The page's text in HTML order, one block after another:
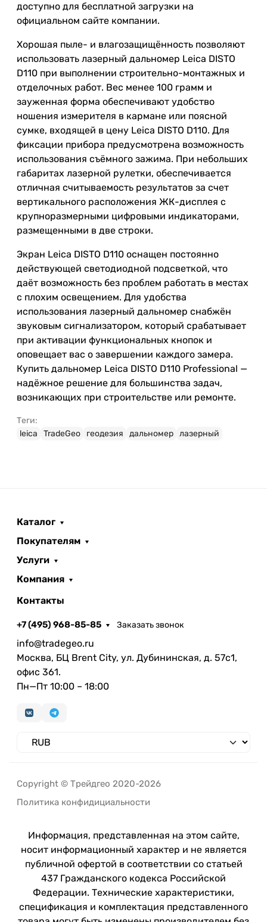
доступно для бесплатной загрузки на
официальном сайте компании.
Хорошая пыле- и влагозащищённость позволяют
использовать лазерный дальномер Leica DISTO
D110 при выполнении строительно-монтажных и
отделочных работ. Вес менее 100 грамм и
зауженная форма обеспечивают удобство
ношения измерителя в кармане или поясной
сумке, входящей в цену Leica DISTO D110. Для
фиксации прибора предусмотрена возможность
использования съёмного зажима. При небольших
габаритах лазерной рулетки, обеспечивается
отличная считываемость результатов за счет
вертикального расположения ЖК-дисплея с
крупноразмерными цифровыми индикаторами,
размещенными в две строки.
Экран Leica DISTO D110 оснащен постоянно
действующей светодиодной подсветкой, что
даёт возможность без проблем работать в местах
с плохим освещением. Для удобства
использования лазерный дальномер снабжён
звуковым сигнализатором, который срабатывает
при активации функциональных кнопок и
оповещает вас о завершении каждого замера.
Купить дальномер Leica DISTO D110 Professional —
надёжное решение для большинства задач,
возникающих при строительстве или ремонте.
Теги:
leica
TradeGeo геодезия дальномер лазерный
Каталог
Покупателям
Услуги
Компания
Контакты
+7 (495) 968-85-85 Заказать звонок
info@tradegeo.ru
Москва, БЦ Brent City, ул. Дубининская, д. 57с1,
офис 361.
Пн—Пт 10:00 – 18:00
Copyright © Трейдгео 2020-2026
Политика конфидициальности
Информация, представленная на этом сайте,
носит информационный характер и не является
публичной офертой в соответствии со статьей
437 Гражданского кодекса Российской
Федерации. Технические характеристики,
спецификация и комплектация представленного